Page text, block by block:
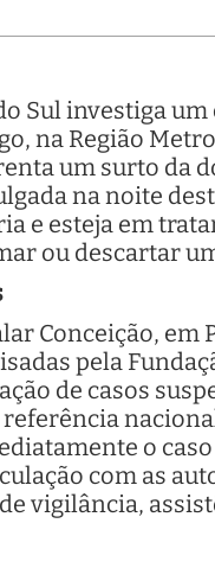
Sul investiga
na Região
um surto da
na noite
e esteja em
ou descartar
Conceição,
pela
de casos
o
com as
vigilância,